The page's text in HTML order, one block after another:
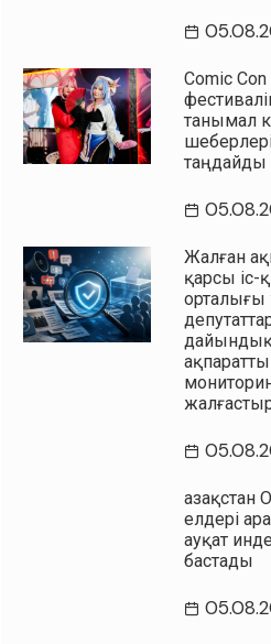
Comic
танымал
таңдайды
Жалған
қарсы
орталығы
дайындық
Қазақстан
елдері
ауқат
бастады